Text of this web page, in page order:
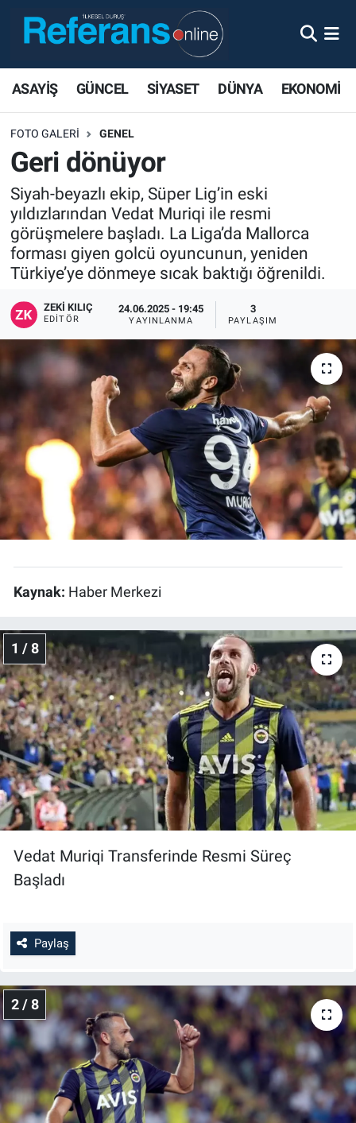
ASAYİŞ GÜNCEL SİYASET DÜNYA EKONOMİ
FOTO GALERI GENEL
Geri dönüyor
Siyah-beyazlı ekip, Süper Lig’in eski
yıldızlarından Vedat Muriqi ile resmi
görüşmelere başladı. La Liga’da Mallorca
forması giyen golcü oyuncunun, yeniden
Türkiye’ye dönmeye sıcak baktığı öğrenildi.
ZEKI KILIÇ
EDITÖR
24.06.2025 - 19:45
YAYINLANMA
3
PAYLAŞIM
Kaynak: Haber Merkezi
1 / 8
Vedat Muriqi Transferinde Resmi Süreç
Başladı
Paylaş
2 / 8